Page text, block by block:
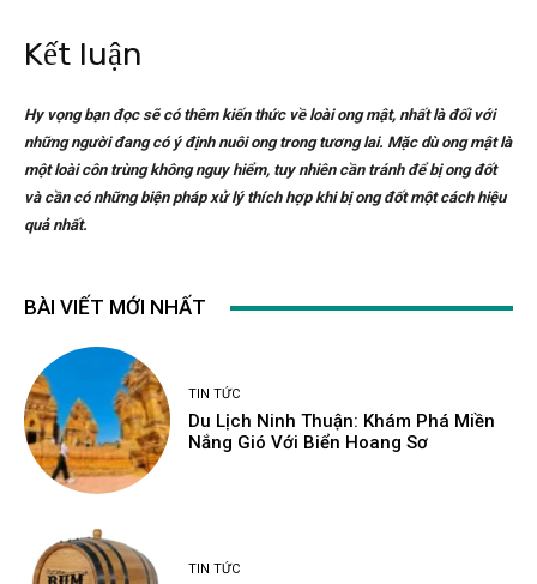
Kết luận
Hy vọng bạn đọc sẽ có thêm kiến thức về loài ong mật, nhất là đối với
những người đang có ý định nuôi ong trong tương lai. Mặc dù ong mật là
một loài côn trùng không nguy hiểm, tuy nhiên cần tránh để bị ong đốt
và cần có những biện pháp xử lý thích hợp khi bị ong đốt một cách hiệu
quả nhất.
BÀI VIẾT MỚI NHẤT
TIN TỨC
Du Lịch Ninh Thuận: Khám Phá Miền
Nắng Gió Với Biển Hoang Sơ
TIN TỨC